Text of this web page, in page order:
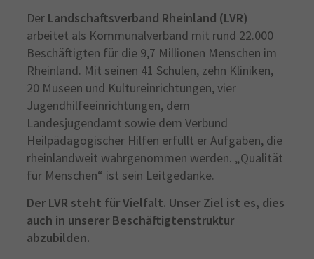
Der Landschaftsverband Rheinland (LVR)
arbeitet als Kommunalverband mit rund 22.000
Beschäftigten für die 9,7 Millionen Menschen im
Rheinland. Mit seinen 41 Schulen, zehn Kliniken,
20 Museen und Kultureinrichtungen, vier
Jugendhilfeeinrichtungen, dem
Landesjugendamt sowie dem Verbund
Heilpädagogischer Hilfen erfüllt er Aufgaben, die
rheinlandweit wahrgenommen werden. „Qualität
für Menschen“ ist sein Leitgedanke.
Der LVR steht für Vielfalt. Unser Ziel ist es, dies
auch in unserer Beschäftigtenstruktur
abzubilden.